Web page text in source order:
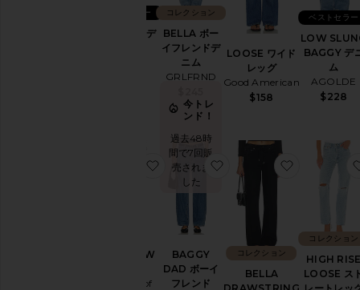
THE LEO デ
ベストセラー
BELLA ボー
イフレンドデ
ニム
GRLFRND
コレクション
LOOSE ワイド
レッグ
Good American
$158
LOW
BAGGY デ
ム
AGOLDE
$228
ベストセラー
WINSLOW
Citizens of
お気に入りWINSLOW デニム
今トレ
ンド！
過去48時
間で7回販
売されま
した
BAGGY
DAD ボーイ
フレンド
お気に入りBAGGY DAD
BELLA
コレクション
お気に入
HIGH RISE
LOOSE ス
コレクション